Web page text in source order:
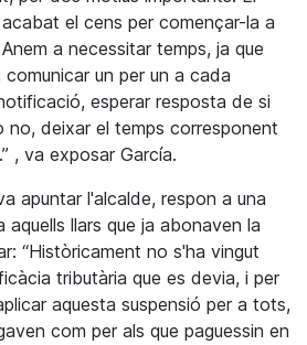
el cens per començar-la a
a necessitar temps, ja que
un per un a cada
esperar resposta de si
no, deixar el temps corresponent
, va exposar García.
apuntar l'alcalde, respon a una
llars que ja abonaven la
“Històricament no s'ha vingut
tributària que es devia, i per
aquesta suspensió per a tots,
com per als que paguessin en